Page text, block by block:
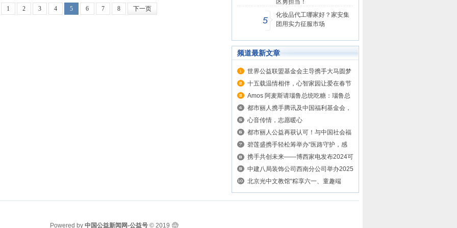
1 2 3 4 5 6 7 8 下一页
区勇担当！
5
化妆品代工哪家好？家安集
团用实力征服市场
频道最新文章
世界公益联盟基金会主导携手大马圆梦
影...
十五载温情相伴，心智家园让爱在春节
如...
Amos 阿麦斯请瑙鲁总统吃糖：瑙鲁总
统...
都市丽人携手腾讯及中国福利基金会，
向...
心音传情，志愿暖心
都市丽人公益再获认可！与中国社会福
利...
碧莲盛携手轻松筹举办“医路守护，感
恩...
携手共创未来——博西家电发布2024可
持...
中建八局装饰公司西南分公司举办2025
年...
北京光中文教馆“粽享六一、童趣端
午”...
Powered by 中国公益新闻网-公益号© 2019